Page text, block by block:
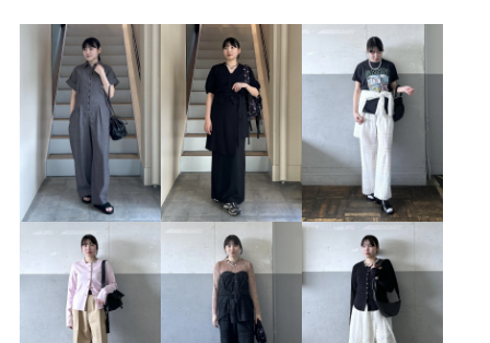
バックパック/リュック シューズ スニーカー
EUA36070 EUX36510 GAC06100 GAK06190
26SS30 26SS40 Exclusive_GW SALOMON
Vネック さらりとした さりげないアクセント
アシンメトリー アダムエロぺ雑貨 インソール
カラフル コットン シャツ
スタイルアップ スッキリ ストラップ ストレッチ性